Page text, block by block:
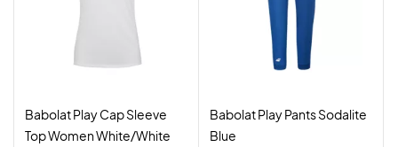
Babolat Play Cap Sleeve
Top Women White/White
Babolat Play Pants Sodalite
Blue